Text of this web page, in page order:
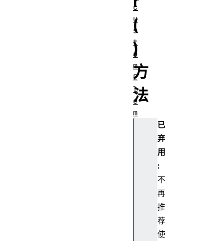
(
)
方
法
已
弃
用
:
不
再
推
荐
使
c
u
s
t
o
m
E
l
e
m